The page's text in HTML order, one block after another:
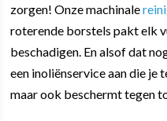
zorgen! Onze machinale
roterende borstels pakt elk
beschadigen. En alsof dat
een inoliënservice aan die je
maar ook beschermt tegen